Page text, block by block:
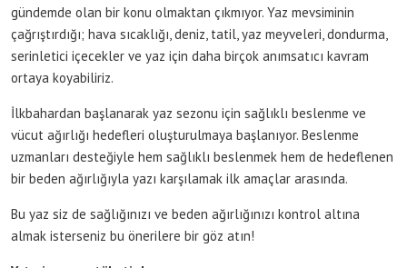
gündemde olan bir konu olmaktan çıkmıyor. Yaz mevsiminin
çağrıştırdığı; hava sıcaklığı, deniz, tatil, yaz meyveleri, dondurma,
serinletici içecekler ve yaz için daha birçok anımsatıcı kavram
ortaya koyabiliriz.
İlkbahardan başlanarak yaz sezonu için sağlıklı beslenme ve
vücut ağırlığı hedefleri oluşturulmaya başlanıyor. Beslenme
uzmanları desteğiyle hem sağlıklı beslenmek hem de hedeflenen
bir beden ağırlığıyla yazı karşılamak ilk amaçlar arasında.
Bu yaz siz de sağlığınızı ve beden ağırlığınızı kontrol altına
almak isterseniz bu önerilere bir göz atın!